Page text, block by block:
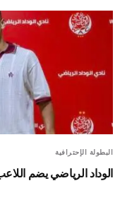
البطولة الإحترافية
الوداد الرياضي يضم